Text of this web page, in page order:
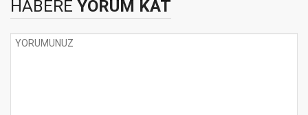
HABERE YORUM KAT